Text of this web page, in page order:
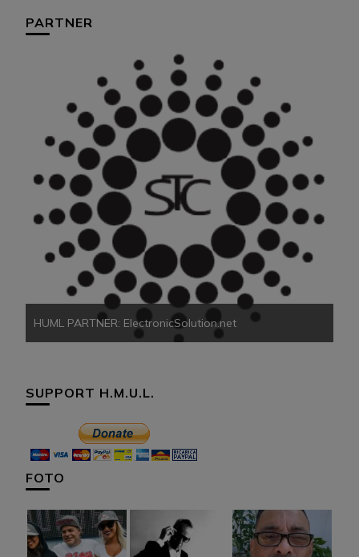
PARTNER
HUML PARTNER: ElectronicSolution.net
SUPPORT H.M.U.L.
FOTO